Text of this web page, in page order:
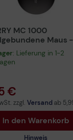
MC 1000
Maus -
: Lieferung in 1-2
€
zzgl. Versand ab
In den Warenkorb
Hinweis